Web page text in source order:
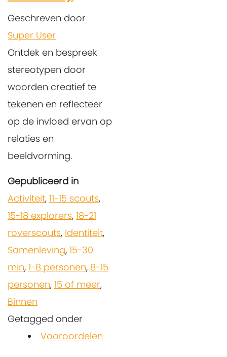
Geschreven door
Super User
Ontdek en bespreek
stereotypen door
woorden creatief te
tekenen en reflecteer
op de invloed ervan op
relaties en
beeldvorming.
Gepubliceerd in
Activiteit, 11-15 scouts,
15-18 explorers, 18-21
roverscouts, Identiteit,
Samenleving, 15-30
min, 1-8 personen, 8-15
personen, 15 of meer,
Binnen
Getagged onder
Vooroordelen